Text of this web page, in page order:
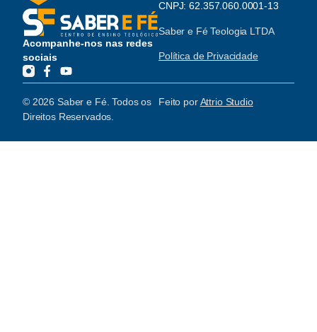
Acompanhe-nos nas redes
sociais
CNPJ: 62.357.060.0001-13
Saber e Fé Teologia LTDA
Política de Privacidade
© 2026 Saber e Fé. Todos os
Direitos Reservados.
Feito porAttrio Studio